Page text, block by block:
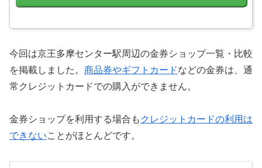
今回は京王多摩センター駅周辺の金券ショップ一覧・比較
を掲載しました。 商品券やギフトカードなどの金券は、通
常クレジットカードでの購入ができません。
金券ショップを利用する場合も クレジットカードの利用は
できないことがほとんどです。